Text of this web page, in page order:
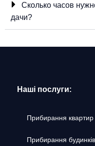
Сколько часов
дачи?
Наші послуги:
Прибирання квартир
Прибирання будинків